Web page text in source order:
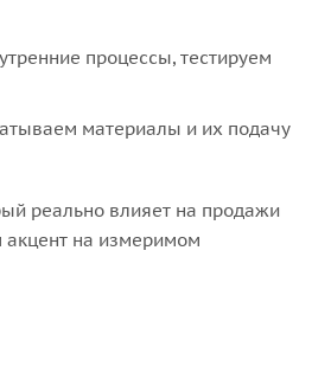
процессы, тестируем
материалы и их подачу
реально влияет на продажи
акцент на измеримом